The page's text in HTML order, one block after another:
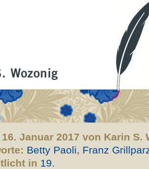
Januar 2017 von Karin S.
Betty Paoli, Franz
in 19.